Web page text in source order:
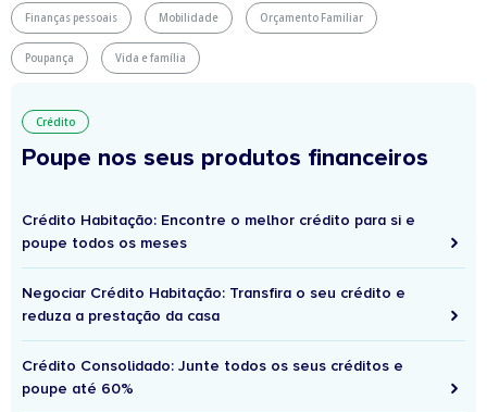
Finanças pessoais Mobilidade Orçamento Familiar
Poupança Vida e família
Crédito
Poupe nos seus produtos financeiros
Crédito Habitação: Encontre o melhor crédito para si e
poupe todos os meses
Negociar Crédito Habitação: Transfira o seu crédito e
reduza a prestação da casa
Crédito Consolidado: Junte todos os seus créditos e
poupe até 60%